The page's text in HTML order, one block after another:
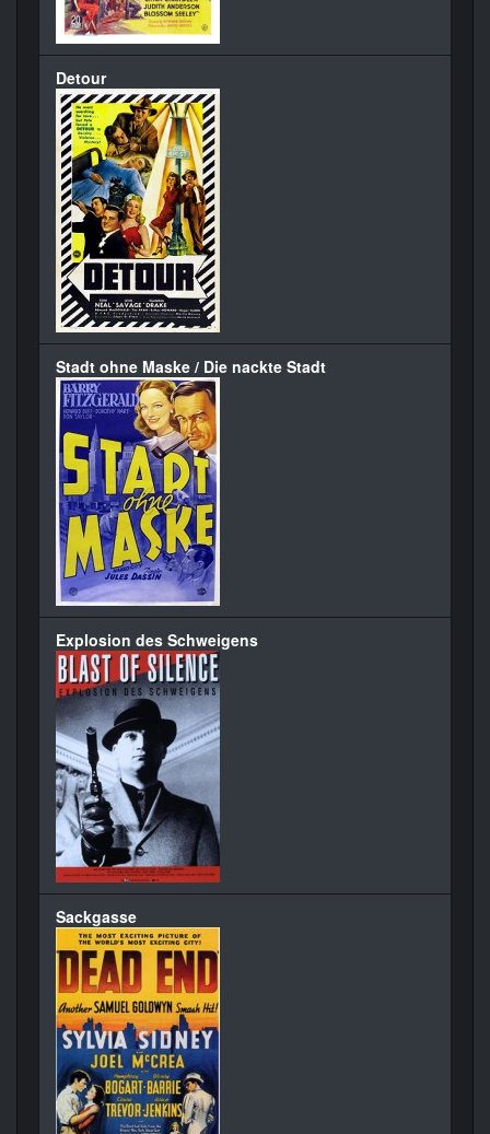
Detour
Stadt ohne Maske / Die nackte Stadt
Explosion des Schweigens
Sackgasse